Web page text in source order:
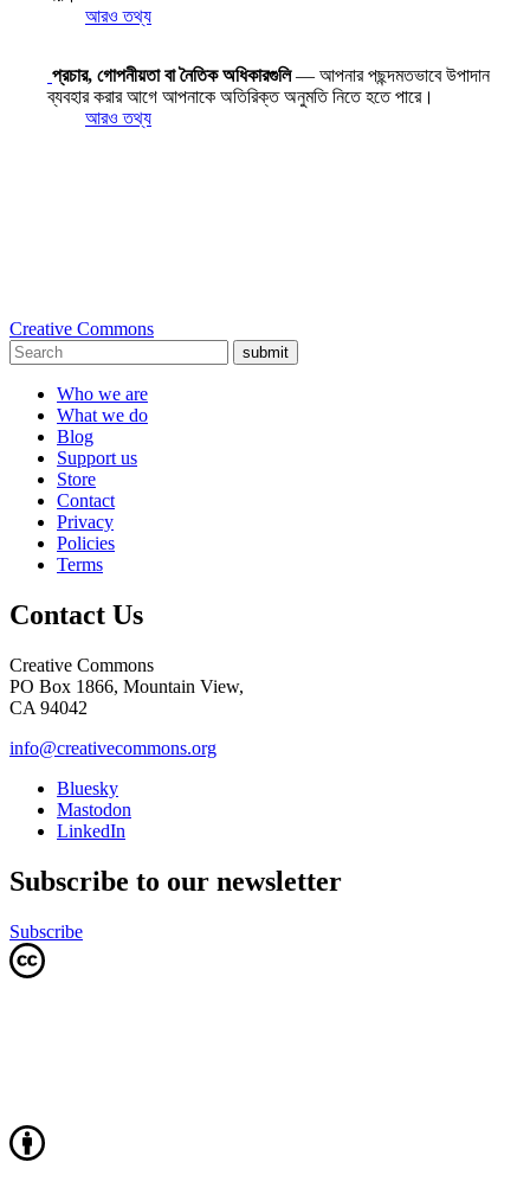
আরও তথ্য
প্রচার, গোপনীয়তা বা নৈতিক অধিকারগুলি— আপনার পছন্দমতভাবে উপাদান
ব্যবহার করার আগে আপনাকে অতিরিক্ত অনুমতি নিতে হতে পারে।
আরও তথ্য
Creative Commons
submit
Who we are
What we do
Blog
Support us
Store
Contact
Privacy
Policies
Terms
Contact Us
Creative Commons
PO Box 1866, Mountain View,
CA 94042
info@creativecommons.org
Bluesky
Mastodon
LinkedIn
Subscribe to our newsletter
Subscribe